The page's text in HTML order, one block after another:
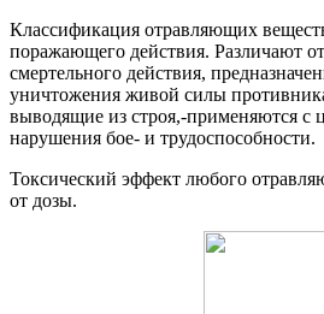
Классификация отравляющих
поражающего действия. Различают
смертельного действия,
уничтожения живой силы
выводящие из строя,-применяются с
нарушения бое- и трудоспособности.
Токсический эффект любого
от дозы.